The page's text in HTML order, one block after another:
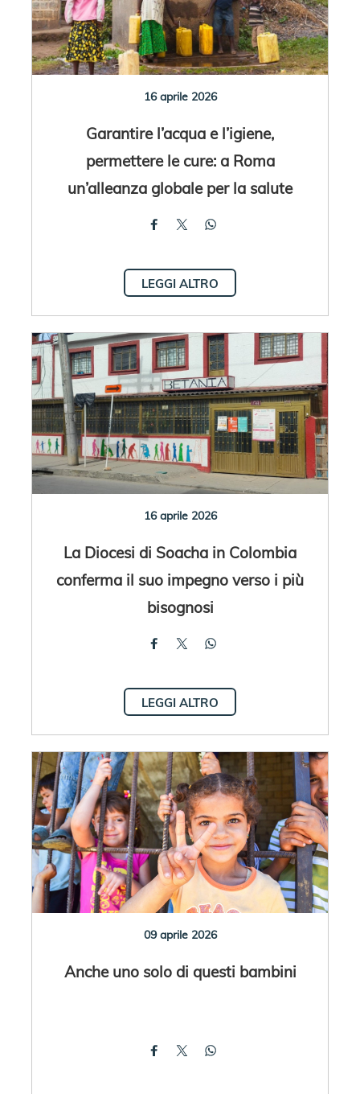
16 aprile 2026
Garantire l’acqua e l’igiene,
permettere le cure: a Roma
un’alleanza globale per la salute
LEGGI ALTRO
16 aprile 2026
La Diocesi di Soacha in Colombia
conferma il suo impegno verso i più
bisognosi
LEGGI ALTRO
09 aprile 2026
Anche uno solo di questi bambini